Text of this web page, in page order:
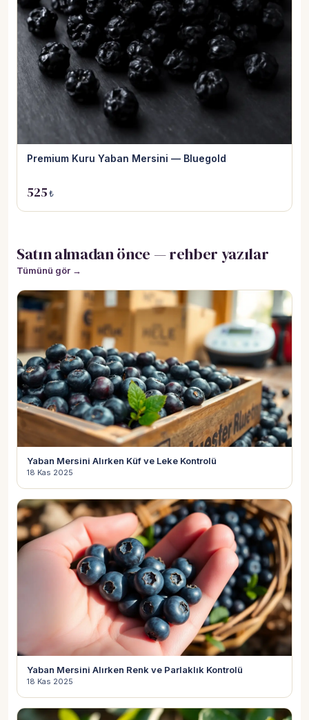
Premium Kuru Yaban Mersini — Bluegold
525 ₺
Satın almadan önce — rehber yazılar
Tümünü gör →
Yaban Mersini Alırken Küf ve Leke Kontrolü
18 Kas 2025
Yaban Mersini Alırken Renk ve Parlaklık Kontrolü
18 Kas 2025